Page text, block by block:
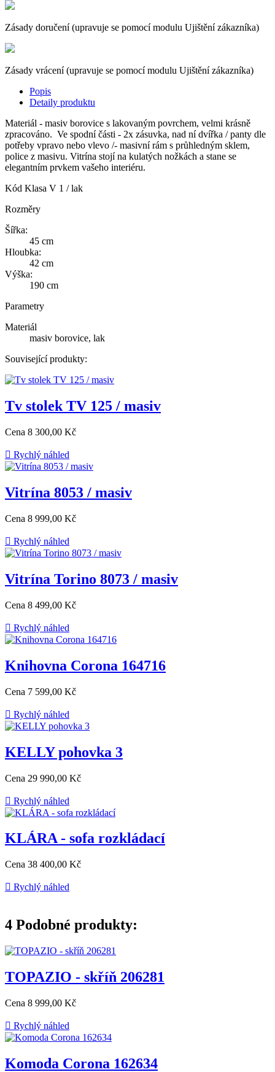
Zásady doručení (upravuje se pomocí modulu Ujištění zákazníka)
Zásady vrácení (upravuje se pomocí modulu Ujištění zákazníka)
Popis
Detaily produktu
Materiál - masiv borovice s lakovaným povrchem, velmi krásně
zpracováno. Ve spodní části - 2x zásuvka, nad ní dvířka / panty dle
potřeby vpravo nebo vlevo /- masivní rám s průhledným sklem,
police z masivu. Vitrína stojí na kulatých nožkách a stane se
elegantním prvkem vašeho interiéru.
Kód Klasa V 1 / lak
Rozměry
Šířka:
45 cm
Hloubka:
42 cm
Výška:
190 cm
Parametry
Materiál
masiv borovice, lak
Související produkty:
Tv stolek TV 125 / masiv
Cena 8 300,00 Kč
 Rychlý náhled
Vitrína 8053 / masiv
Cena 8 999,00 Kč
 Rychlý náhled
Vitrína Torino 8073 / masiv
Cena 8 499,00 Kč
 Rychlý náhled
Knihovna Corona 164716
Cena 7 599,00 Kč
 Rychlý náhled
KELLY pohovka 3
Cena 29 990,00 Kč
 Rychlý náhled
KLÁRA - sofa rozkládací
Cena 38 400,00 Kč
 Rychlý náhled
4 Podobné produkty:
TOPAZIO - skříň 206281
Cena 8 999,00 Kč
 Rychlý náhled
Komoda Corona 162634